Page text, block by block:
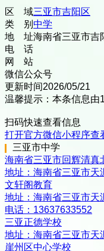
区 域三亚市吉阳区
类 别 中学
地 址海南省三亚市吉
电 话
网 站
微信公众号
更新时间2026/05/21
温馨提示：本条信息由
扫码快速查看信息
打开官方微信小程序查
三亚市中学
海南省三亚市回辉清真
地址： 海南省三亚市天
文轩阁教育
地址： 海南省三亚市天
电话： 13637633552
三亚正德学校
地址： 海南省三亚市天
崖州区中心学校